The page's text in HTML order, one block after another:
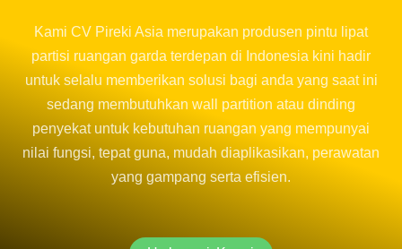
Kami CV Pireki Asia merupakan produsen pintu lipat
partisi ruangan garda terdepan di Indonesia kini hadir
untuk selalu memberikan solusi bagi anda yang saat ini
sedang membutuhkan wall partition atau dinding
penyekat untuk kebutuhan ruangan yang mempunyai
nilai fungsi, tepat guna, mudah diaplikasikan, perawatan
yang gampang serta efisien.